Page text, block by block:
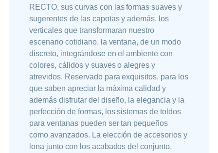
RECTO, sus curvas con las formas suaves y
sugerentes de las capotas y además, los
verticales que transformaran nuestro
escenario cotidiano, la ventana, de un modo
discreto, integrándose en el ambiente con
colores, cálidos y suaves o alegres y
atrevidos. Reservado para exquisitos, para los
que saben apreciar la máxima calidad y
además disfrutar del diseño, la elegancia y la
perfección de formas, los sistemas de toldos
para ventanas pueden ser tan pequeños
como avanzados. La elección de accesorios y
lona junto con los acabados del conjunto,